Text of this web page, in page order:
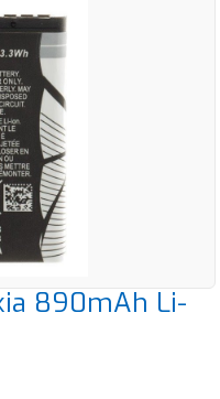
890mAh Li-